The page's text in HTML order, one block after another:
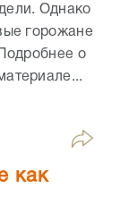
Однако
горожане
о
как